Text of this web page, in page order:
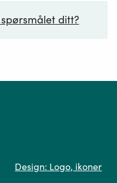
ditt?
Design: Logo, ikoner